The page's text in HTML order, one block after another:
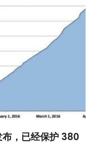
，已经保护 380